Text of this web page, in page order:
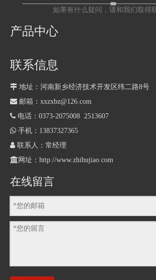
如果有什么疑问，请和我们取得
产品中心
联系信息
 地址：河南新乡经济技术开发区纬二路8号
 邮箱：xxzxbz@126.com
 电话：0373-2075008 2513607
 手机：13837327365
 联系人：常经理
 网址： http://www.zhihujiao.com
在线留言